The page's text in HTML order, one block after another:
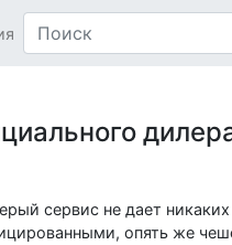
сервис не дает
опять же